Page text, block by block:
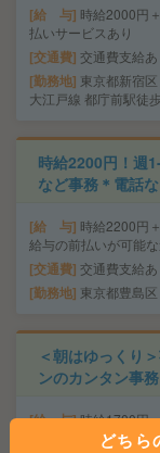
給 与 時給2000円
払いサービスあり
交通費 交通費支給あ
勤務地 東京都新宿
大江戸線 都庁前駅徒
時給2200円！週
など事務＊電話
給 与 時給2200円
給与の前払いが可能
交通費 交通費支給あ
勤務地 東京都豊島
＜朝はゆっくり
ンのカンタン事
給 与 時給1700円
全額支給
どちら